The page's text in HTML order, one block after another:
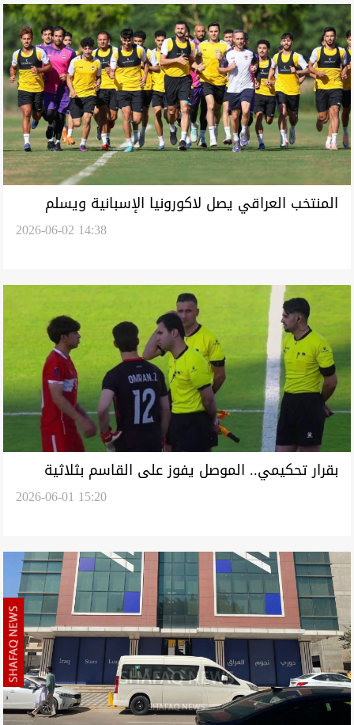
المنتخب العراقي يصل لاكورونيا الإسبانية ويسلم
2026-06-02 14:38
بقرار تحكيمي.. الموصل يفوز على القاسم بثلاثية
2026-06-01 15:20